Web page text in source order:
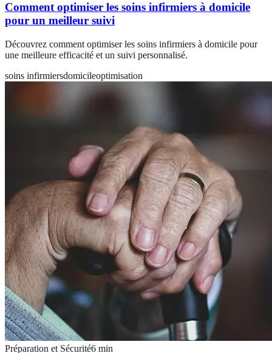
Comment optimiser les soins infirmiers à domicile
pour un meilleur suivi
Découvrez comment optimiser les soins infirmiers à domicile pour
une meilleure efficacité et un suivi personnalisé.
soins infirmiersdomicileoptimisation
Préparation et Sécurité6 min